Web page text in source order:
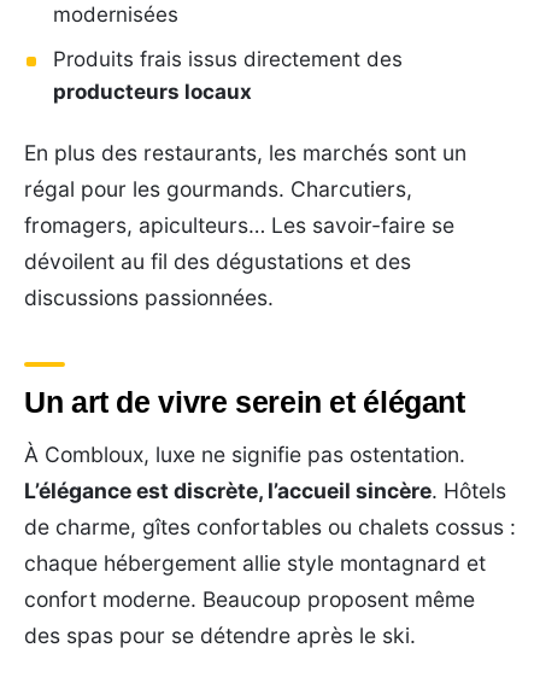
modernisées
Produits frais issus directement des
producteurs locaux
En plus des restaurants, les marchés sont un
régal pour les gourmands. Charcutiers,
fromagers, apiculteurs… Les savoir-faire se
dévoilent au fil des dégustations et des
discussions passionnées.
Un art de vivre serein et élégant
À Combloux, luxe ne signifie pas ostentation.
L’élégance est discrète, l’accueil sincère. Hôtels
de charme, gîtes confortables ou chalets cossus :
chaque hébergement allie style montagnard et
confort moderne. Beaucoup proposent même
des spas pour se détendre après le ski.